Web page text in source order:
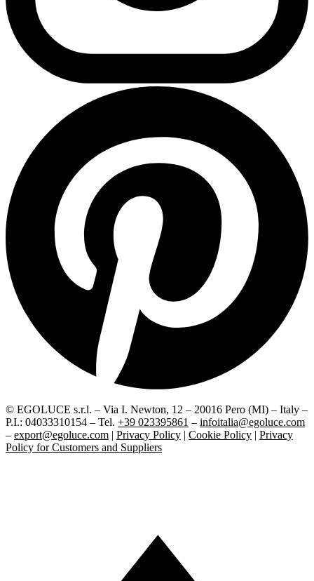
© EGOLUCE s.r.l. – Via I. Newton, 12 – 20016 Pero (MI) – Italy –
P.I.: 04033310154 – Tel. +39 023395861 – infoitalia@egoluce.com
– export@egoluce.com | Privacy Policy | Cookie Policy | Privacy
Policy for Customers and Suppliers